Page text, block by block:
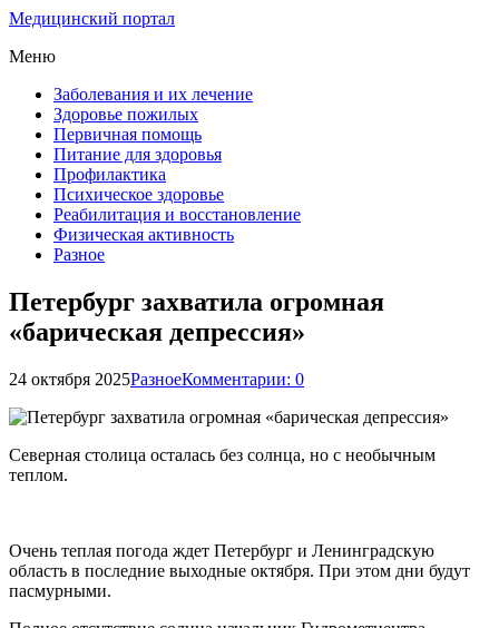
Медицинский портал
Меню
Заболевания и их лечение
Здоровье пожилых
Первичная помощь
Питание для здоровья
Профилактика
Психическое здоровье
Реабилитация и восстановление
Физическая активность
Разное
Петербург захватила огромная
«барическая депрессия»
24 октября 2025РазноеКомментарии: 0
Северная столица осталась без солнца, но с необычным
теплом.
Очень теплая погода ждет Петербург и Ленинградскую
область в последние выходные октября. При этом дни будут
пасмурными.